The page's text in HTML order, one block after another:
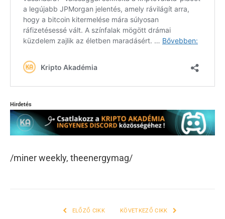
Hirdetés
/miner weekly, theenergymag/
ELŐZŐ CIKK KÖVETKEZŐ CIKK